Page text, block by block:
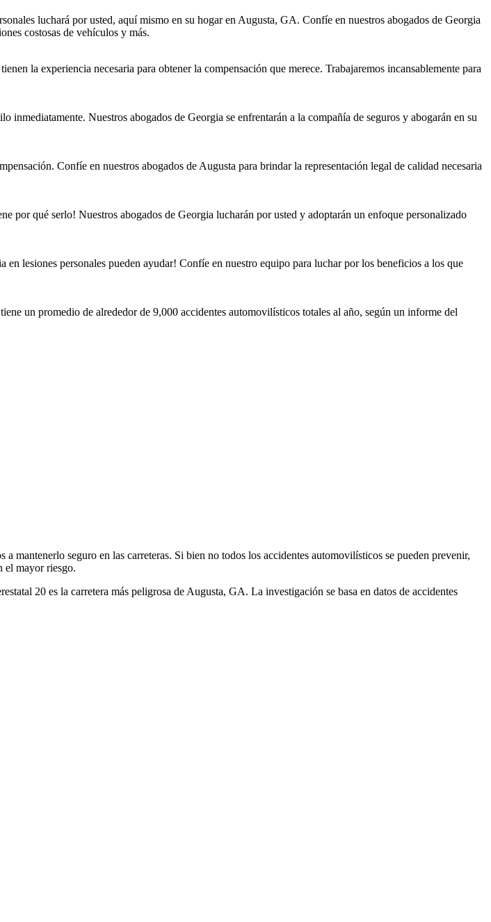
luchará por usted, aquí mismo en su hogar en Augusta, GA. Confíe en nuestros abogados de Georgia
costosas de vehículos y más.
la experiencia necesaria para obtener la compensación que merece. Trabajaremos incansablemente para
Nuestros abogados de Georgia se enfrentarán a la compañía de seguros y abogarán en su
Confíe en nuestros abogados de Augusta para brindar la representación legal de calidad necesaria
por qué serlo! Nuestros abogados de Georgia lucharán por usted y adoptarán un enfoque personalizado
lesiones personales pueden ayudar! Confíe en nuestro equipo para luchar por los beneficios a los que
un promedio de alrededor de 9,000 accidentes automovilísticos totales al año, según un informe del
seguro en las carreteras. Si bien no todos los accidentes automovilísticos se pueden prevenir,
el mayor riesgo.
20 es la carretera más peligrosa de Augusta, GA. La investigación se basa en datos de accidentes